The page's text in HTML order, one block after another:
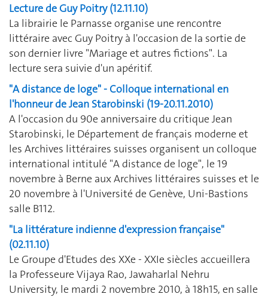
Lecture de Guy Poitry (12.11.10)
La librairie le Parnasse organise une rencontre
littéraire avec Guy Poitry à l'occasion de la sortie de
son dernier livre "Mariage et autres fictions". La
lecture sera suivie d'un apéritif.
"A distance de loge" - Colloque international en
l'honneur de Jean Starobinski (19-20.11.2010)
A l'occasion du 90e anniversaire du critique Jean
Starobinski, le Département de français moderne et
les Archives littéraires suisses organisent un colloque
international intitulé "A distance de loge", le 19
novembre à Berne aux Archives littéraires suisses et le
20 novembre à l'Université de Genève, Uni-Bastions
salle B112.
"La littérature indienne d'expression française"
(02.11.10)
Le Groupe d'Etudes des XXe - XXIe siècles accueillera
la Professeure Vijaya Rao, Jawaharlal Nehru
University, le mardi 2 novembre 2010, à 18h15, en salle